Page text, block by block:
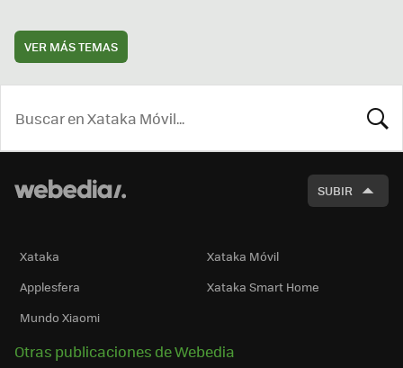
VER MÁS TEMAS
SUBIR
Xataka
Xataka Móvil
Applesfera
Xataka Smart Home
Mundo Xiaomi
Otras publicaciones de Webedia